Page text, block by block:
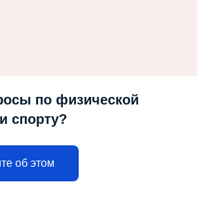
по физической
спорту?
об этом